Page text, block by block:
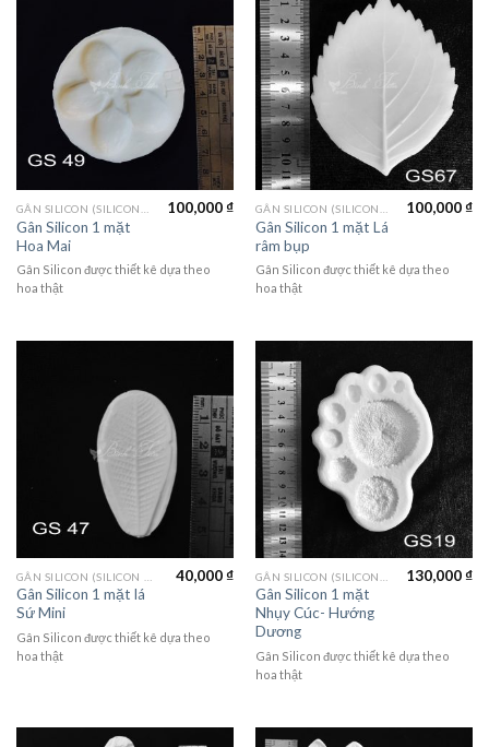
Gân Silicon 1 mặt
Hoa Mai
100,000₫
Gân Silicon được thiết kê dựa theo
hoa thật
Gân Silicon 1 mặt Lá
râm bụp
100,000₫
Gân Silicon được thiết kê dựa theo
hoa thật
Gân Silicon 1 mặt lá
Sứ Mini
40,000₫
Gân Silicon được thiết kê dựa theo
hoa thật
Gân Silicon 1 mặt
Nhụy Cúc- Hướng
Dương
130,000₫
Gân Silicon được thiết kê dựa theo
hoa thật